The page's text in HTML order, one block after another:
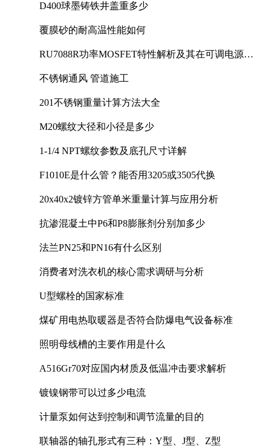
D400球墨铸铁井盖重多少
覆膜砂的耐高温性能如何
RU7088R功率MOSFET特性解析及其在可调电源设
不锈钢通风 管道施工
201不锈钢重量计算方法大全
M20螺纹大径和小径是多少
1-1/4 NPT螺纹参数及底孔尺寸详解
F1010E是什么管？能否用3205或3505代换
20x40x2镀锌方管单米重量计算与应用分析
抗渗混凝土中P6和P8膨胀剂分别加多少
法兰PN25和PN16有什么区别
消费者对洗衣机的核心需求调研与分析
U型螺栓的国家标准
煤矿用电热取暖器是否符合防爆电气设备标准
照明母线槽的主要作用是什么
A516Gr70对应国内材质及低温冲击要求解析
镀镍钢带可以过多少电流
计量泵如何达到控制和调节流量的目的
联轴器的轴孔形式有三种：Y型、J型、Z型